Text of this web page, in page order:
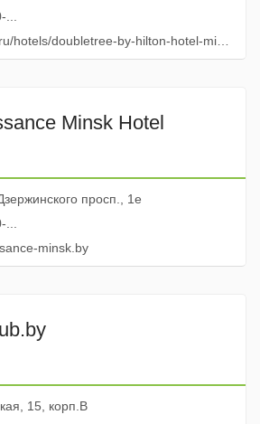
hotels/doubletree-by-hilton-hotel-minsk/
Minsk Hotel
просп., 1е
minsk.by
15, корп.В